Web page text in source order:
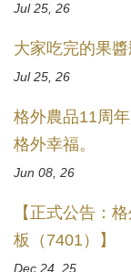
Jul 25, 26
大家吃完的果
Jul 25, 26
格外農品11周
格外幸福。
Jun 08, 26
【正式公告：
板（7401）】
Dec 24, 25